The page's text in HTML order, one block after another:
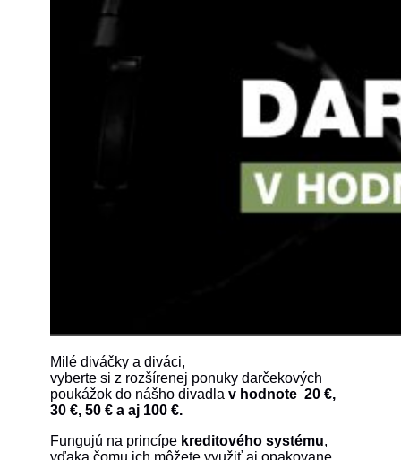
Milé diváčky a diváci,
vyberte si z rozšírenej ponuky darčekových
poukážok do nášho divadla v hodnote 20 €,
30 €, 50 € a aj 100 €.
Fungujú na princípe kreditového systému,
vďaka čomu ich môžete využiť aj opakovane